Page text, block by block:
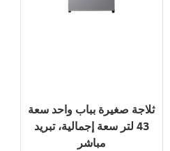
ثلاجة صغيرة بباب واحد سعة
43 لتر سعة إجمالية، تبريد
مباشر